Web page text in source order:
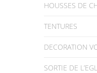
HOUSSES DE
TENTURES
DECORATION
SORTIE DE